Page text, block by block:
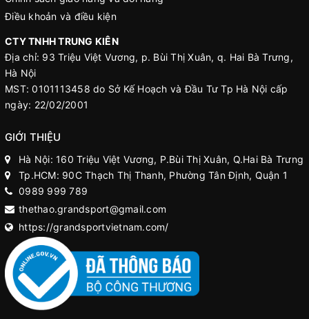
Điều khoản và điều kiện
CTY TNHH TRUNG KIÊN
Địa chỉ: 93 Triệu Việt Vương, p. Bùi Thị Xuân, q. Hai Bà Trưng,
Hà Nội
MST: 0101113458 do Sở Kế Hoạch và Đầu Tư Tp Hà Nội cấp
ngày: 22/02/2001
GIỚI THIỆU
Hà Nội: 160 Triệu Việt Vương, P.Bùi Thị Xuân, Q.Hai Bà Trưng
Tp.HCM: 90C Thạch Thị Thanh, Phường Tân Định, Quận 1
0989 999 789
thethao.grandsport@gmail.com
https://grandsportvietnam.com/